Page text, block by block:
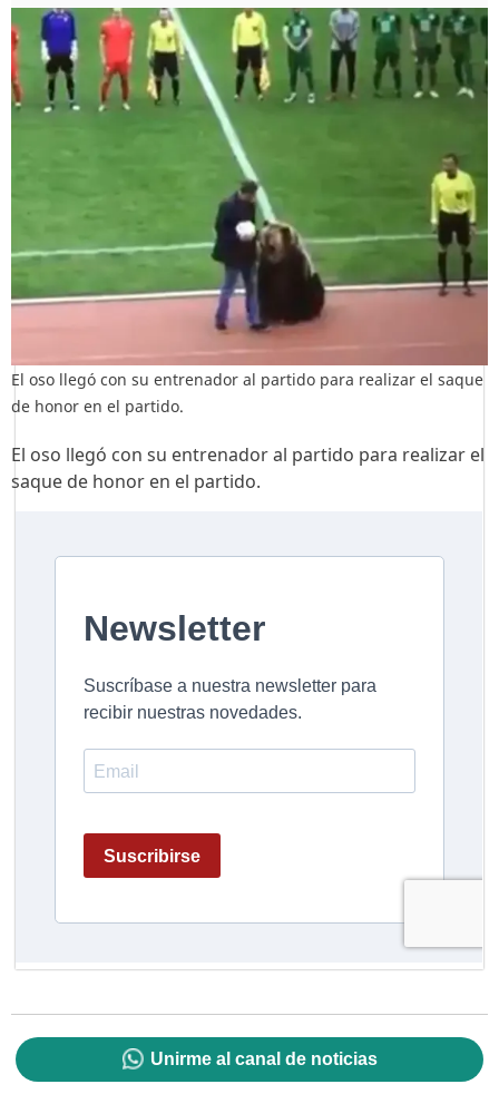
El oso llegó con su entrenador al partido para realizar el saque
de honor en el partido.
El oso llegó con su entrenador al partido para realizar el
saque de honor en el partido.
Unirme al canal de noticias